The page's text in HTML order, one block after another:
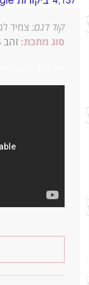
קוד דגם: צמיד
סוג מתכת: זהב 14 קראט